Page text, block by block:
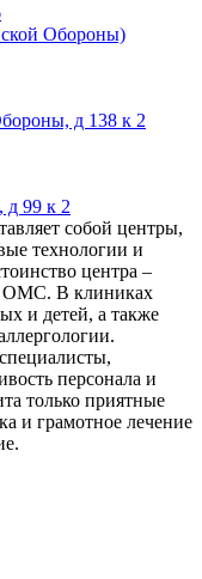
Обороны)
д 138 к 2
д 99 к 2
собой центры,
технологии и
центра –
ОМС. В клиниках
и детей, а также
персонала и
только приятные
и грамотное лечение